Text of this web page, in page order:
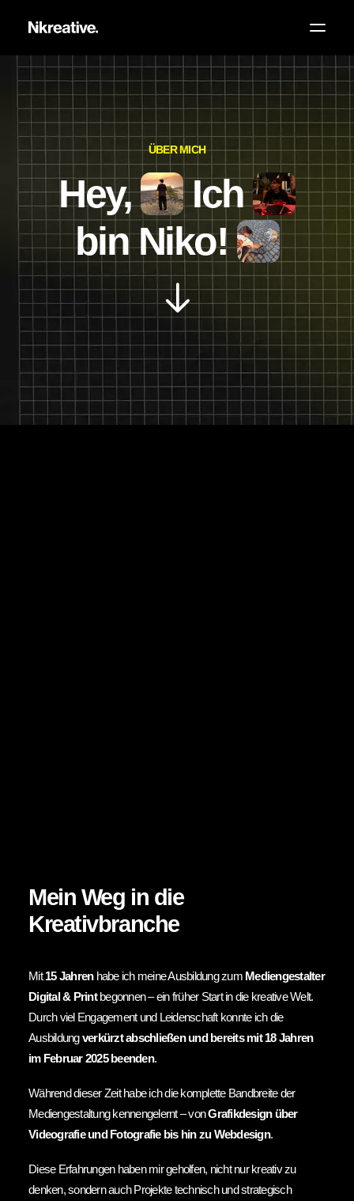
Grafikdesign
Webdesign
Fotografie
Videografie
Über mich
Wissen
Kontakt
ÜBER MICH
Hey,
Ich
bin Niko!
Mein Weg in die
Kreativbranche
Mit15 Jahrenhabe ich meine Ausbildung zum Mediengestalter
Digital & Printbegonnen – ein früher Start in die kreative Welt.
Durch viel Engagement und Leidenschaft konnte ich die
Ausbildungverkürzt abschließen und bereits mit 18 Jahren
im Februar 2025 beenden.
Während dieser Zeit habe ich die komplette Bandbreite der
Mediengestaltung kennengelernt – vonGrafikdesign über
Videografie und Fotografie bis hin zu Webdesign.
Diese Erfahrungen haben mir geholfen, nicht nur kreativ zu
denken, sondern auch Projekte technisch und strategisch